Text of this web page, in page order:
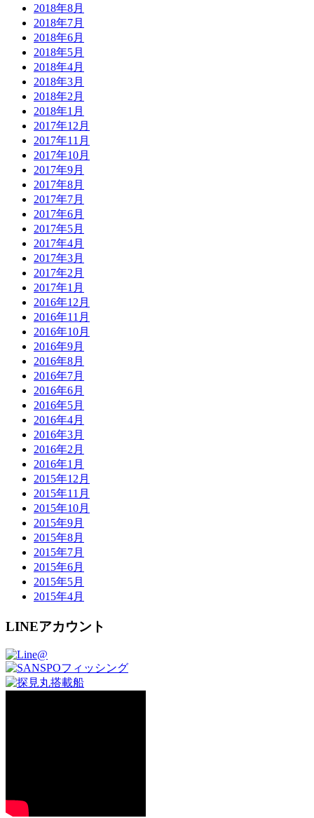
2018年8月
2018年7月
2018年6月
2018年5月
2018年4月
2018年3月
2018年2月
2018年1月
2017年12月
2017年11月
2017年10月
2017年9月
2017年8月
2017年7月
2017年6月
2017年5月
2017年4月
2017年3月
2017年2月
2017年1月
2016年12月
2016年11月
2016年10月
2016年9月
2016年8月
2016年7月
2016年6月
2016年5月
2016年4月
2016年3月
2016年2月
2016年1月
2015年12月
2015年11月
2015年10月
2015年9月
2015年8月
2015年7月
2015年6月
2015年5月
2015年4月
LINEアカウント